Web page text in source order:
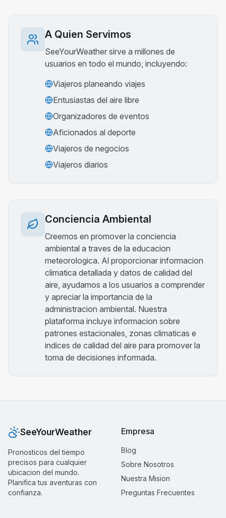
A Quien Servimos
SeeYourWeather sirve a millones de
usuarios en todo el mundo, incluyendo:
Viajeros planeando viajes
Entusiastas del aire libre
Organizadores de eventos
Aficionados al deporte
Viajeros de negocios
Viajeros diarios
Conciencia Ambiental
Creemos en promover la conciencia
ambiental a traves de la educacion
meteorologica. Al proporcionar informacion
climatica detallada y datos de calidad del
aire, ayudamos a los usuarios a comprender
y apreciar la importancia de la
administracion ambiental. Nuestra
plataforma incluye informacion sobre
patrones estacionales, zonas climaticas e
indices de calidad del aire para promover la
toma de decisiones informada.
SeeYourWeather
Pronosticos del tiempo
precisos para cualquier
ubicacion del mundo.
Planifica tus aventuras con
confianza.
Empresa
Blog
Sobre Nosotros
Nuestra Mision
Preguntas Frecuentes